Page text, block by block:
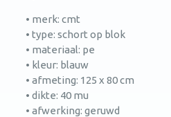
• merk: cmt
• type: schort op blok
• materiaal: pe
• kleur: blauw
• afmeting: 125 x 80 cm
• dikte: 40 mu
• afwerking: geruwd